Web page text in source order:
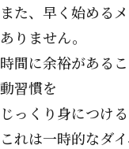
また、早く始める
ありません。
時間に余裕がある
動習慣を
じっくり身につけ
これは一時的なダ